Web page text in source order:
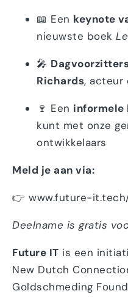
📖 Een keynote
nieuwste boek
🎤
Richards, acteur
🍷 Een informele
kunt met onze
ontwikkelaars
Meld je aan via:
👉 www.future-
Deelname is gratis
Future IT is een
New Dutch
Goldschmeding